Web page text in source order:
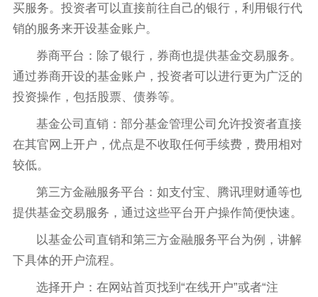
买服务。投资者可以直接前往自己的银行，利用银行代
销的服务来开设基金账户。
券商平台：除了银行，券商也提供基金交易服务。
通过券商开设的基金账户，投资者可以进行更为广泛的
投资操作，包括股票、债券等。
基金公司直销：部分基金管理公司允许投资者直接
在其官网上开户，优点是不收取任何手续费，费用相对
较低。
第三方金融服务平台：如支付宝、腾讯理财通等也
提供基金交易服务，通过这些平台开户操作简便快速。
以基金公司直销和第三方金融服务平台为例，讲解
下具体的开户流程。
选择开户：在网站首页找到“在线开户”或者“注